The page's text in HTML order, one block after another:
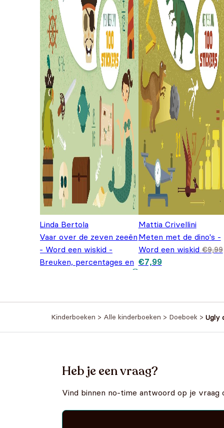
Linda Bertola
Vaar over de zeven zeeën
- Word een wiskid -
Breuken, percentages en
Oorspronkelijke
Huidige
Mattia Crivellini
Meten met de dino's -
Word een wiskid €9,99
Oorspronkelijke prijs
was: €9,99.
€7,99Huidige prijs is:
€7,99.
Kinderboeken > Alle kinderboeken > Doeboek > Ugly
Heb je een vraag?
Vind binnen no-time antwoord op je vraag